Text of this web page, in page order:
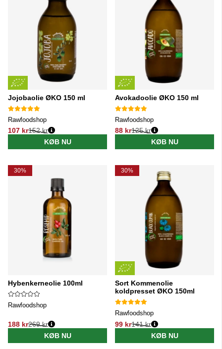
Jojobaolie ØKO 150 ml
Rawfoodshop
107 kr
Normalpris:
152 kr
KØB NU
Avokadoolie ØKO 150 ml
Rawfoodshop
88 kr
Normalpris:
125 kr
KØB NU
30%
Hybenkerneolie 100ml
Rawfoodshop
188 kr
Normalpris:
269 kr
KØB NU
30%
Sort Kommenolie
koldpresset ØKO 150ml
Rawfoodshop
99 kr
Normalpris:
141 kr
KØB NU